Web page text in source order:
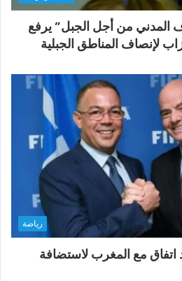
“الائتلاف المدني من أجل الجبل” يرفع
لإنصاف المناطق الجبلية
رياضة
اتفاق مع المغرب لاستضافة